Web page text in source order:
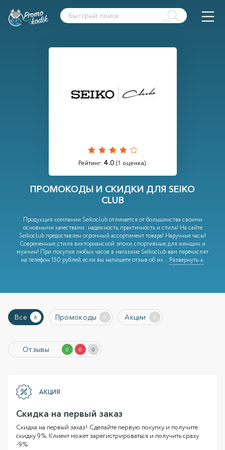
Рейтинг: 4.0 (1 оценка).
ПРОМОКОДЫ И СКИДКИ ДЛЯ SEIKO
CLUB
Продукция компании Seikoclub отличается от большинства своими
основными качествами: надёжность, практичность и стиль! На сайте
Seikoclub предоставлен огромный ассортимент товара! Наручные часы!
Современные, стиля викторианской эпохи, спортивные, для женщин и
мужчин! При покупке любых часов в магазине Seikoclub вам перечислят
на телефон 150 рублей, если вы напишете отзыв об их...Развернуть ↓
Все 6 Промокоды 0 Акции 6
Отзывы 0 0 0
АКЦИЯ
Скидка на первый заказ
Скидка на первый заказ! Сделайте первую покупку и получите
скидку 9%. Клиент может зарегистрироваться и получить сразу
-9%